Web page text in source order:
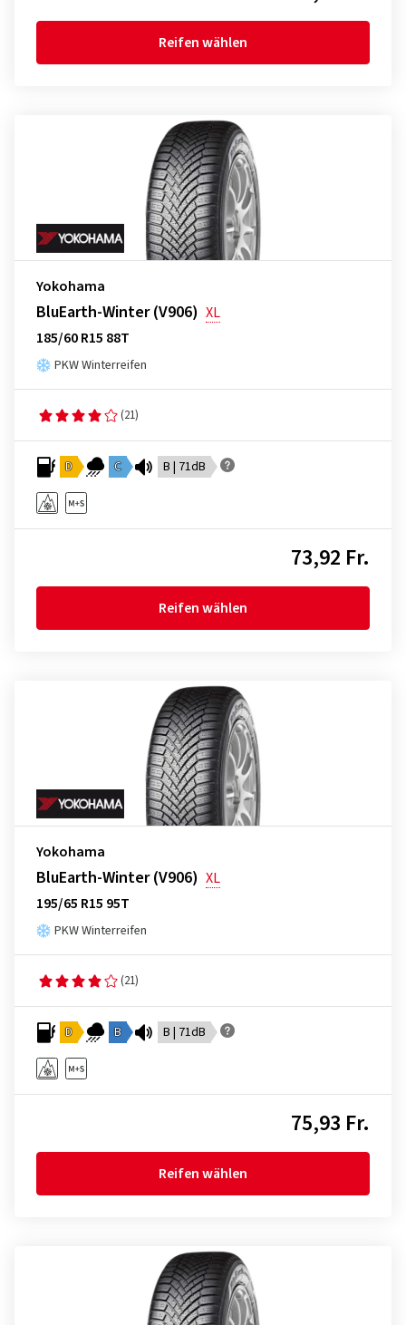
Reifen wählen
Yokohama
BluEarth-Winter (V906) XL
185/60 R15 88T
PKW Winterreifen
(21)
D C B | 71dB
73,92 Fr.
Reifen wählen
Yokohama
BluEarth-Winter (V906) XL
195/65 R15 95T
PKW Winterreifen
(21)
D B B | 71dB
75,93 Fr.
Reifen wählen